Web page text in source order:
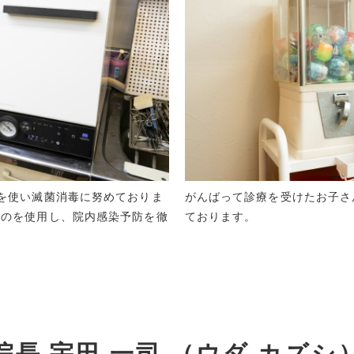
使い滅菌消毒に努めておりま
を使用し、院内感染予防を徹
がんばって診療を受けたお子
ております。